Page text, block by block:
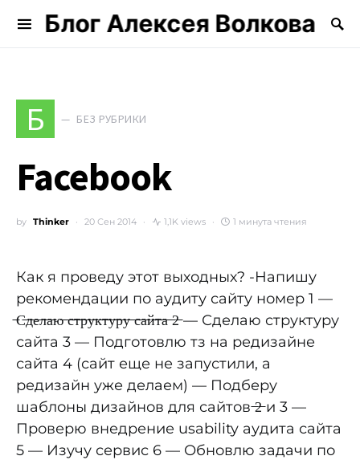
Блог Алексея Волкова
Search for:
Б БЕЗ РУБРИКИ
Facebook
by Thinker 20 Сен 2014 1,1K views 1 минута чтения
Как я проведу этот выходных? -Напишу
рекомендации по аудиту сайту номер 1 —
̶С̶д̶е̶л̶а̶ю̶ ̶с̶т̶р̶у̶к̶т̶у̶р̶у̶ ̶с̶а̶й̶т̶а̶ ̶2̶ — Сделаю структуру
сайта 3 — Подготовлю тз на редизайне
сайта 4 (сайт еще не запустили, а
редизайн уже делаем) — Подберу
шаблоны дизайнов для сайтов ̶2̶ и 3 —
Проверю внедрение usability аудита сайта
5 — Изучу сервис 6 — Обновлю задачи по